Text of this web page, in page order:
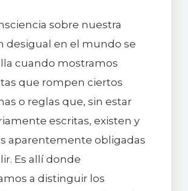
sobre nuestra
desigual en el mundo se
cuando mostramos
que rompen ciertos
o reglas que, sin estar
escritas, existen y
aparentemente obligadas
Es allí donde
a distinguir los